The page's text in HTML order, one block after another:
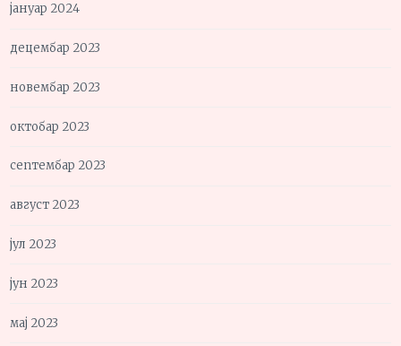
јануар 2024
децембар 2023
новембар 2023
октобар 2023
септембар 2023
август 2023
јул 2023
јун 2023
мај 2023